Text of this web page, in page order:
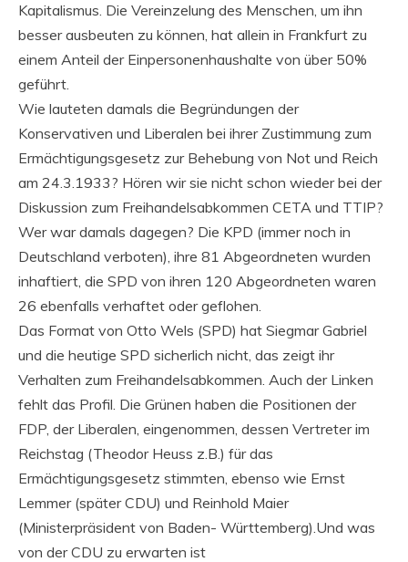
Kapitalismus. Die Vereinzelung des Menschen, um ihn
besser ausbeuten zu können, hat allein in Frankfurt zu
einem Anteil der Einpersonenhaushalte von über 50%
geführt.
Wie lauteten damals die Begründungen der
Konservativen und Liberalen bei ihrer Zustimmung zum
Ermächtigungsgesetz zur Behebung von Not und Reich
am 24.3.1933? Hören wir sie nicht schon wieder bei der
Diskussion zum Freihandelsabkommen CETA und TTIP?
Wer war damals dagegen? Die KPD (immer noch in
Deutschland verboten), ihre 81 Abgeordneten wurden
inhaftiert, die SPD von ihren 120 Abgeordneten waren
26 ebenfalls verhaftet oder geflohen.
Das Format von Otto Wels (SPD) hat Siegmar Gabriel
und die heutige SPD sicherlich nicht, das zeigt ihr
Verhalten zum Freihandelsabkommen. Auch der Linken
fehlt das Profil. Die Grünen haben die Positionen der
FDP, der Liberalen, eingenommen, dessen Vertreter im
Reichstag (Theodor Heuss z.B.) für das
Ermächtigungsgesetz stimmten, ebenso wie Ernst
Lemmer (später CDU) und Reinhold Maier
(Ministerpräsident von Baden- Württemberg).Und was
von der CDU zu erwarten ist